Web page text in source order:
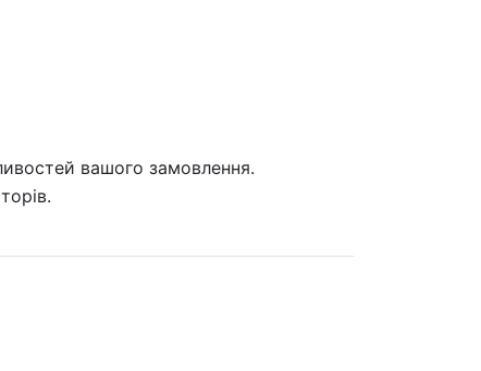
вашого замовлення.